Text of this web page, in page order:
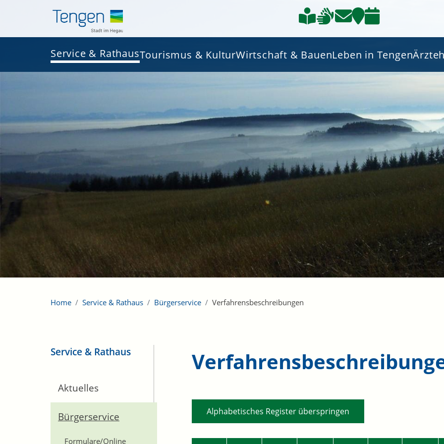
Service & RathausTourismus & KulturWirtschaft & BauenLeben in Tengen
Home Service & Rathaus Bürgerservice Verfahrensbeschreibungen
Service & Rathaus
Aktuelles
Bürgerservice
Formulare/Online
Alphabetisches Register überspringen